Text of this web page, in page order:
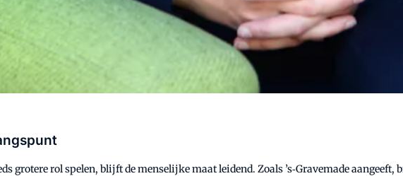
grotere rol spelen, blijft de menselijke maat leidend. Zoals ’s‑Gravemade